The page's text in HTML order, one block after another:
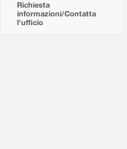
Richiesta
informazioni/Contatta
l'ufficio